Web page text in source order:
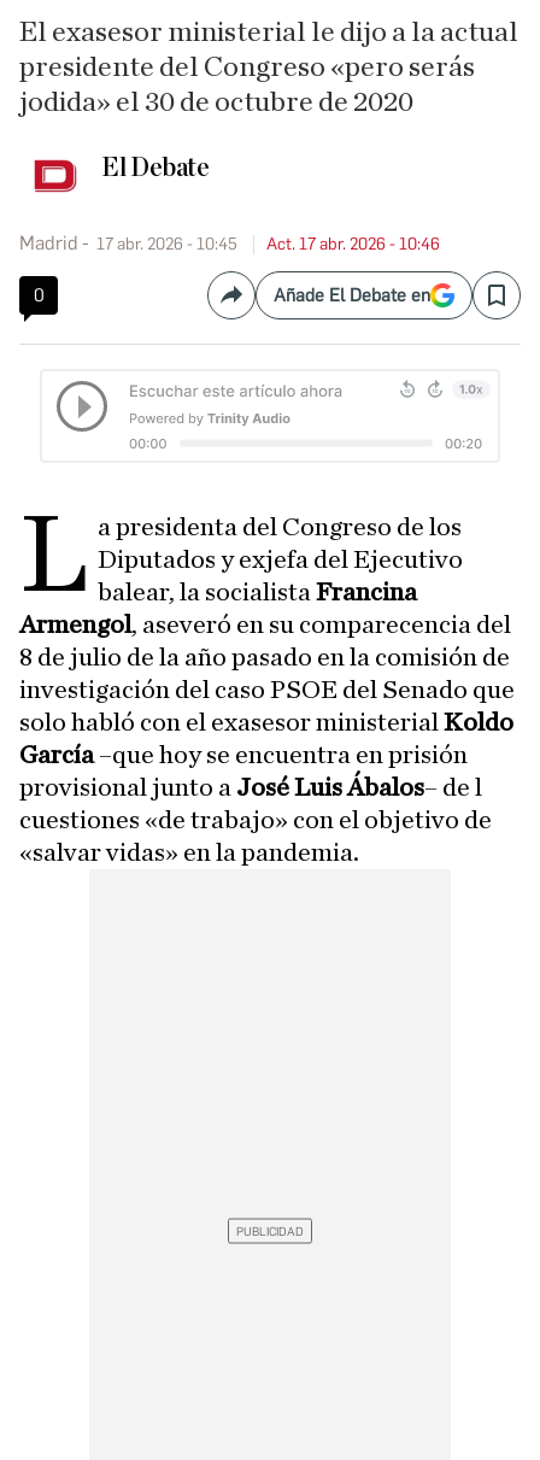
El exasesor ministerial le dijo a la actual
presidente del Congreso «pero serás
jodida» el 30 de octubre de 2020
El Debate
Madrid 17 abr. 2026 - 10:45 Act. 17 abr. 2026 - 10:46
0 CompartirAñade El Debate en Save
L a presidenta del Congreso de los
Diputados y exjefa del Ejecutivo
balear, la socialista Francina
Armengol, aseveró en su comparecencia del
8 de julio de la año pasado en la comisión de
investigación del caso PSOE del Senado que
solo habló con el exasesor ministerial Koldo
García–que hoy se encuentra en prisión
provisional junto a José Luis Ábalos– de l
cuestiones «de trabajo» con el objetivo de
«salvar vidas» en la pandemia.